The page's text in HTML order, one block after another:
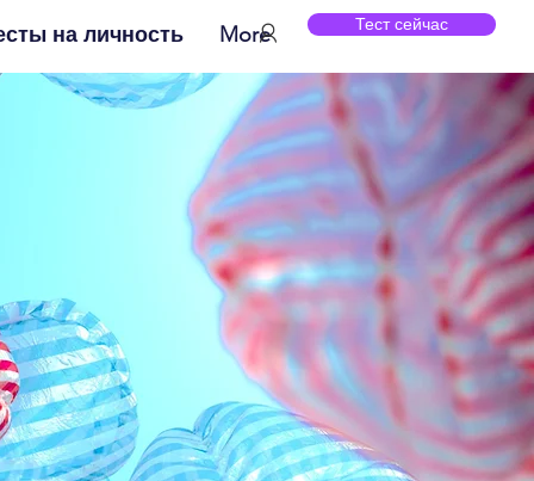
на личность More Тест сейчас